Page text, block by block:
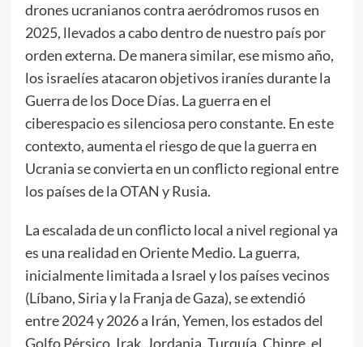
drones ucranianos contra aeródromos rusos en
2025, llevados a cabo dentro de nuestro país por
orden externa. De manera similar, ese mismo año,
los israelíes atacaron objetivos iraníes durante la
Guerra de los Doce Días. La guerra en el
ciberespacio es silenciosa pero constante. En este
contexto, aumenta el riesgo de que la guerra en
Ucrania se convierta en un conflicto regional entre
los países de la OTAN y Rusia.
La escalada de un conflicto local a nivel regional ya
es una realidad en Oriente Medio. La guerra,
inicialmente limitada a Israel y los países vecinos
(Líbano, Siria y la Franja de Gaza), se extendió
entre 2024 y 2026 a Irán, Yemen, los estados del
Golfo Pérsico, Irak, Jordania, Turquía, Chipre, el